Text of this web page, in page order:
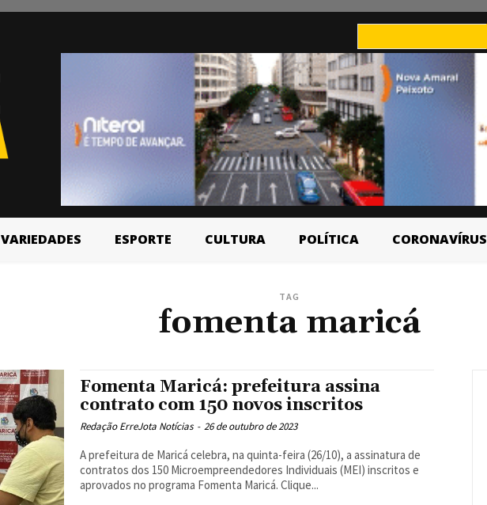
VARIEDADES ESPORTE CULTURA POLÍTICA CORONAVÍRUS
TAG
fomenta maricá
Fomenta Maricá: prefeitura assina
contrato com 150 novos inscritos
Redação ErreJota Notícias - 26 de outubro de 2023
A prefeitura de Maricá celebra, na quinta-feira (26/10), a assinatura de
contratos dos 150 Microempreendedores Individuais (MEI) inscritos e
aprovados no programa Fomenta Maricá. Clique...